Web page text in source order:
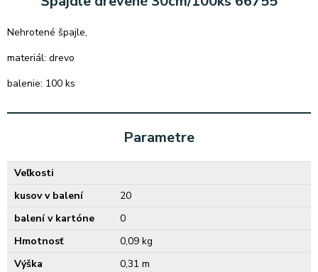
Nehrotené špajle,
materiál: drevo
balenie: 100 ks
Parametre
Veľkosti
kusov v balení
20
balení v kartóne
0
Hmotnosť
0,09 kg
Výška
0,31 m